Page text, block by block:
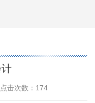
点击次数： 174